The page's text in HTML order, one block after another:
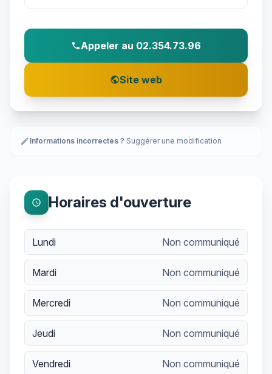
phoneAppeler au 02.354.73.96
publicSite web
edit Informations incorrectes ? Suggérer une modification
schedule Horaires d'ouverture
Lundi Non communiqué
Mardi Non communiqué
Mercredi Non communiqué
Jeudi Non communiqué
Vendredi Non communiqué